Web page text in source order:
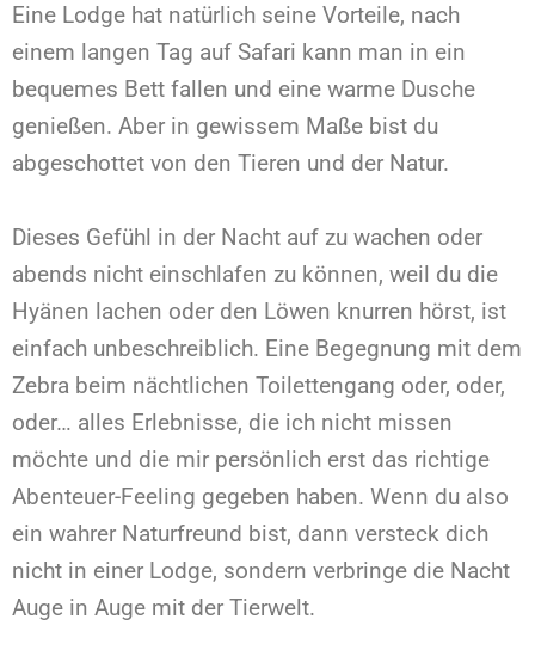
Eine Lodge hat natürlich seine Vorteile, nach
einem langen Tag auf Safari kann man in ein
bequemes Bett fallen und eine warme Dusche
genießen. Aber in gewissem Maße bist du
abgeschottet von den Tieren und der Natur.
Dieses Gefühl in der Nacht auf zu wachen oder
abends nicht einschlafen zu können, weil du die
Hyänen lachen oder den Löwen knurren hörst, ist
einfach unbeschreiblich. Eine Begegnung mit dem
Zebra beim nächtlichen Toilettengang oder, oder,
oder… alles Erlebnisse, die ich nicht missen
möchte und die mir persönlich erst das richtige
Abenteuer-Feeling gegeben haben. Wenn du also
ein wahrer Naturfreund bist, dann versteck dich
nicht in einer Lodge, sondern verbringe die Nacht
Auge in Auge mit der Tierwelt.